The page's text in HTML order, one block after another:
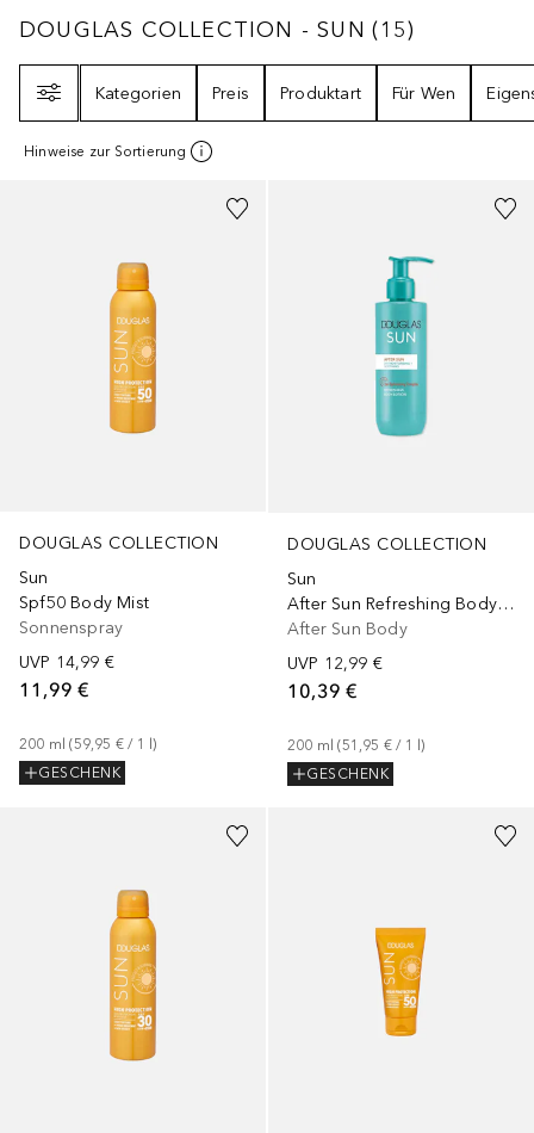
DOUGLAS COLLECTION - SUN 15
DOUGLAS COLLECTION - SUN (15)
Kategorien
Preis Produktart Für Wen
Hinweise zur Sortierung
DOUGLAS COLLECTION
Sun
Spf50 Body Mist
Sonnenspray
UVP 14,99 €
11,99 €
200 ml (59,95 € / 1 l)
GESCHENK
DOUGLAS COLLECTION
Sun
After Sun Refreshing Body Lotion
After Sun Body
UVP 12,99 €
10,39 €
200 ml (51,95 € / 1 l)
GESCHENK